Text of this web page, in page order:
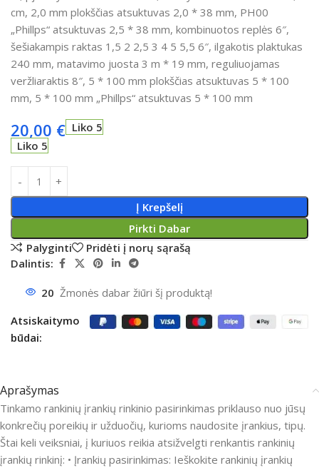
cm, 2,0 mm plokščias atsuktuvas 2,0 * 38 mm, PH00
„Phillps“ atsuktuvas 2,5 * 38 mm, kombinuotos replės 6″,
šešiakampis raktas 1,5 2 2,5 3 4 5 5,5 6″, ilgakotis plaktukas
240 mm, matavimo juosta 3 m * 19 mm, reguliuojamas
veržliaraktis 8″, 5 * 100 mm plokščias atsuktuvas 5 * 100
mm, 5 * 100 mm „Phillps“ atsuktuvas 5 * 100 mm
20,00 € Liko 5
Liko 5
Į Krepšelį
Pirkti Dabar
Palyginti
Pridėti į norų sąrašą
Dalintis:
20 Žmonės dabar žiūri šį produktą!
Atsiskaitymo
būdai:
Aprašymas
Tinkamo rankinių įrankių rinkinio pasirinkimas priklauso nuo jūsų
konkrečių poreikių ir užduočių, kurioms naudosite įrankius, tipų.
Štai keli veiksniai, į kuriuos reikia atsižvelgti renkantis rankinių
įrankių rinkinį: • Įrankių pasirinkimas: Ieškokite rankinių įrankių